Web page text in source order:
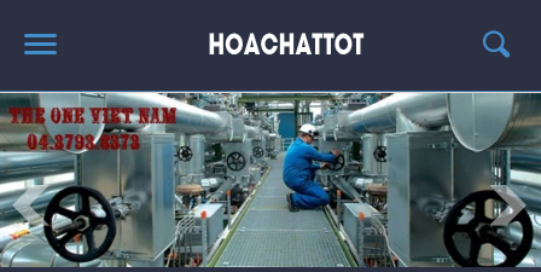
TRANG CHỦ
GIỚI THIỆU
SẢN PHẨM HÓT
KINH NGHIỆM & TIN TỨC